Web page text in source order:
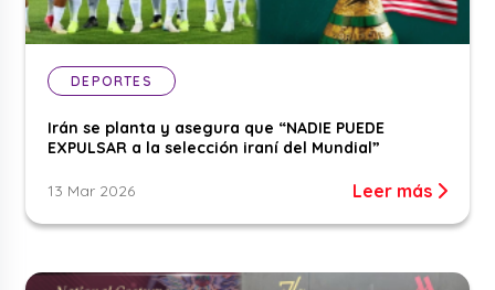
DEPORTES
Irán se planta y asegura que “NADIE PUEDE
EXPULSAR a la selección iraní del Mundial”
13 Mar 2026 Leer más